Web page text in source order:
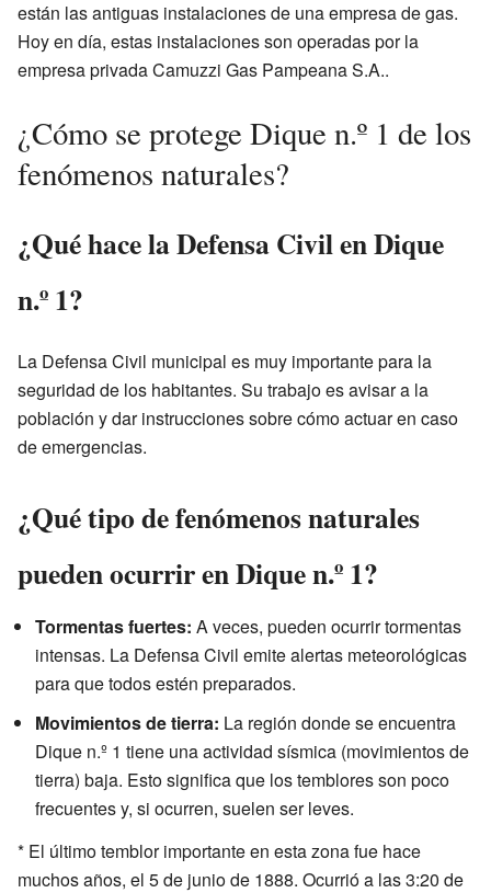
están las antiguas instalaciones de una empresa de gas.
Hoy en día, estas instalaciones son operadas por la
empresa privada Camuzzi Gas Pampeana S.A..
¿Cómo se protege Dique n.º 1 de los
fenómenos naturales?
¿Qué hace la Defensa Civil en Dique
n.º 1?
La Defensa Civil municipal es muy importante para la
seguridad de los habitantes. Su trabajo es avisar a la
población y dar instrucciones sobre cómo actuar en caso
de emergencias.
¿Qué tipo de fenómenos naturales
pueden ocurrir en Dique n.º 1?
Tormentas fuertes: A veces, pueden ocurrir tormentas
intensas. La Defensa Civil emite alertas meteorológicas
para que todos estén preparados.
Movimientos de tierra: La región donde se encuentra
Dique n.º 1 tiene una actividad sísmica (movimientos de
tierra) baja. Esto significa que los temblores son poco
frecuentes y, si ocurren, suelen ser leves.
* El último temblor importante en esta zona fue hace
muchos años, el 5 de junio de 1888. Ocurrió a las 3:20 de